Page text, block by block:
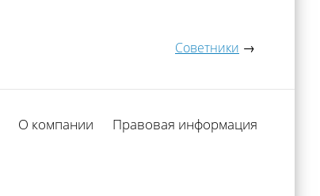
Советники →
О компании Правовая информация